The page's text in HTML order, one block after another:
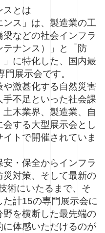
ス とは
ンス」は、製造業の工
などの社会インフラ
ナンス）」と「防
に特化した、国内最
展示会です。
激甚化する自然災害
不足といった社会課
木業界、製造業、自
する大型展示会とし
トで開催されていま
・保全からインフラ
対策、そして最新の
術にいたるまで、そ
た計15の専門展示会に
を横断した最先端の
体感いただけるのが